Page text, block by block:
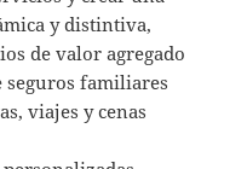
y distintiva,
de valor agregado
seguros familiares
viajes y cenas